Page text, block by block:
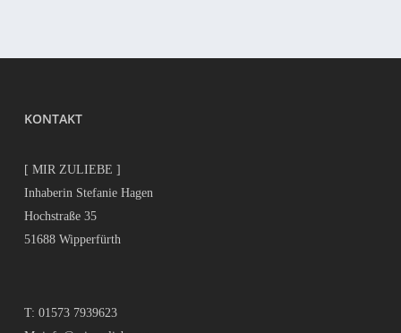
KONTAKT
[ MIR ZULIEBE ]
Inhaberin Stefanie Hagen
Hochstraße 35
51688 Wipperfürth
T: 01573 7939623